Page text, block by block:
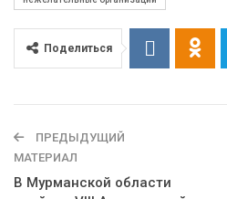
Поделиться
ПРЕДЫДУЩИЙ
МАТЕРИАЛ
В Мурманской области